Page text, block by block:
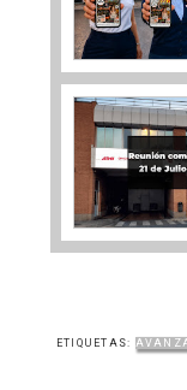
ETIQUETAS: